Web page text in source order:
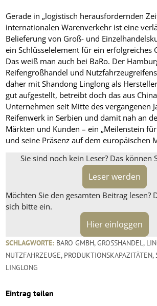
Gerade in „logistisch herausfordernden
internationalen Warenverkehr ist eine
Belieferung von Groß- und
ein Schlüsselelement für ein erfolgreiches
Das weiß man auch bei BaRo. Der
Reifengroßhandel und
daher mit Shandong Linglong als
gut aufgestellt, betreibt doch das aus
Unternehmen seit Mitte des vergangenen
Reifenwerk in Serbien und damit nah an
Märkten und Kunden – ein „Meilenstein
und seine Präsenz auf dem europäischen
Sie sind noch kein Leser? Das können
Leser werden
Möchten Sie den gesamten Beitrag lesen?
sich bitte ein.
Hier einloggen
SCHLAGWORTE: BARO GMBH,GROSSHANDEL ,
NUTZFAHRZEUGE, PRODUKTIONSKAPAZITÄTEN,
LINGLONG
Eintrag teilen